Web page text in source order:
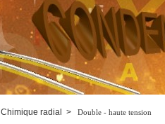
Chimique radial > Double - haute tension